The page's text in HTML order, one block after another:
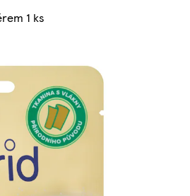
1 ks